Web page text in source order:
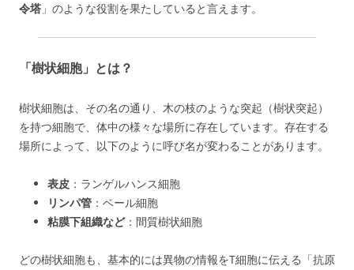
令塔 」のような役割を果たしていると言えます。
「樹状細胞」とは？
樹状細胞は、その名の通り、木の枝のような突起（樹状突起）
を持つ細胞で、体中の様々な場所に存在しています。存在する
場所によって、以下のように呼び名が変わることがあります。
表皮 ：ランゲルハンス細胞
リンパ管 ：ベール細胞
粘膜下組織など：間質樹状細胞
どの樹状細胞も、基本的には異物の情報をT細胞に伝える「抗原